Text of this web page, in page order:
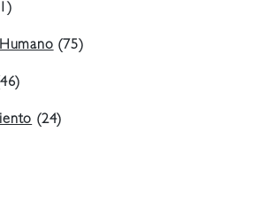
(75)
(24)